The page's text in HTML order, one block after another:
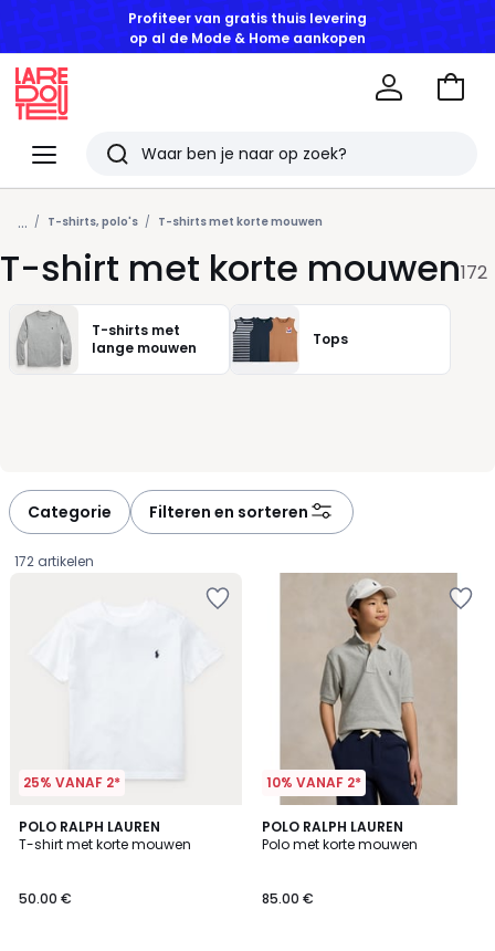
GOEDE DEALS | Tot -50% korting vanaf 2 artikelen*
Menu
Redoute
Zoeken
Laatst
bekeken
artikelen
Naar
... T-shirts, polo's T-shirts met korte mouwen
T-shirt met korte mouwen172
T-shirts met
lange mouwen
Tops
Categorie Filteren en sorteren
172 artikelen
25% VANAF 2*
POLO RALPH LAUREN
T-shirt met korte mouwen
€.
50.00 €
4.4
/ 5
6
Kleuren
10% VANAF 2*
POLO RALPH LAUREN
Polo met korte mouwen
85.00 €
5
/
3
Kleuren